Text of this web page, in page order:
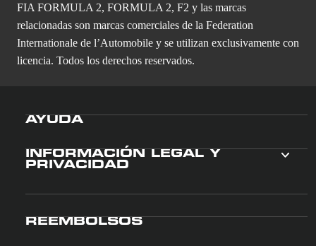
FIA FORMULA 2, FORMULA 2, F2 y las marcas
relacionadas son marcas comerciales de la Federation
Internationale de l’Automobile y se utilizan exclusivamente con
licencia. Todos los derechos reservados.
AYUDA
INFORMACIÓN LEGAL Y
PRIVACIDAD
REEMBOLSOS